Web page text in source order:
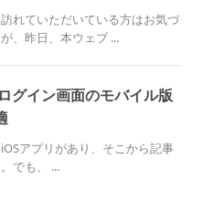
れていただいている方はお気づ
、昨日、本ウェブ ...
グイン画面のモバイル版
アプリがあり、そこから記事
でも、 ...